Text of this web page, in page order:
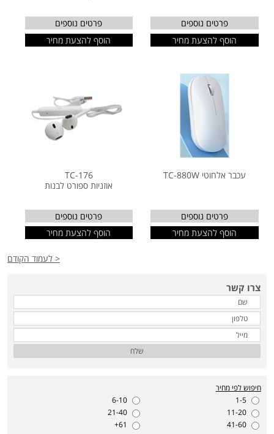
פרטים נוספים
הוסף להצעת מחיר
פרטים נוספים
הוסף להצעת מחיר
עכבר אלחוטי TC-880W
פרטים נוספים
הוסף להצעת מחיר
TC-176
אוזניות ספורט לבנות
פרטים נוספים
הוסף להצעת מחיר
< לעמוד הקודם
צרו קשר
שלח
חיפוש לפי מחיר
1-5
6-10
11-20
21-40
41-60
61+